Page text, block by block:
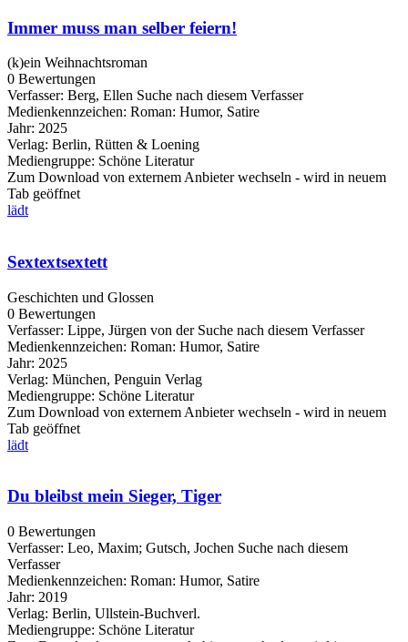
Immer muss man selber feiern!
(k)ein Weihnachtsroman
0 Bewertungen
Verfasser: Berg, Ellen Suche nach diesem Verfasser
Medienkennzeichen: Roman: Humor, Satire
Jahr: 2025
Verlag: Berlin, Rütten & Loening
Mediengruppe: Schöne Literatur
Zum Download von externem Anbieter wechseln - wird in neuem
Tab geöffnet
lädt
Sextextsextett
Geschichten und Glossen
0 Bewertungen
Verfasser: Lippe, Jürgen von der Suche nach diesem Verfasser
Medienkennzeichen: Roman: Humor, Satire
Jahr: 2025
Verlag: München, Penguin Verlag
Mediengruppe: Schöne Literatur
Zum Download von externem Anbieter wechseln - wird in neuem
Tab geöffnet
lädt
Du bleibst mein Sieger, Tiger
0 Bewertungen
Verfasser: Leo, Maxim; Gutsch, Jochen Suche nach diesem
Verfasser
Medienkennzeichen: Roman: Humor, Satire
Jahr: 2019
Verlag: Berlin, Ullstein-Buchverl.
Mediengruppe: Schöne Literatur